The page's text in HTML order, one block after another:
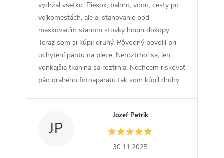
vydržal všetko. Piesok, bahno, vodu, cesty po
veľkomestách, ale aj stanovanie pod
maskovacím stanom stovky hodín dokopy.
Teraz som si kúpil druhý. Pôvodný povolil pri
uchytení pántu na plece. Neroztrhol sa, len
vonkajšia tkanina sa roztrhla. Nechcem riskovať
pád drahého fotoaparátu tak som kúpil druhý.
JP
Jozef Petrik
30.11.2025